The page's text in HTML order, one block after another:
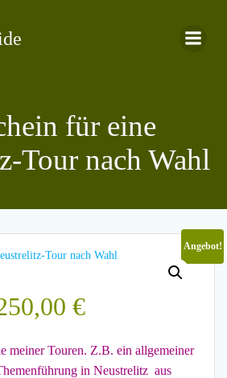
für eine
Tour nach Wahl
Angebot!
€Preisspanne:
60,00 €
meiner Touren. Z.B. ein allgemeiner
in Neustrelitz aus